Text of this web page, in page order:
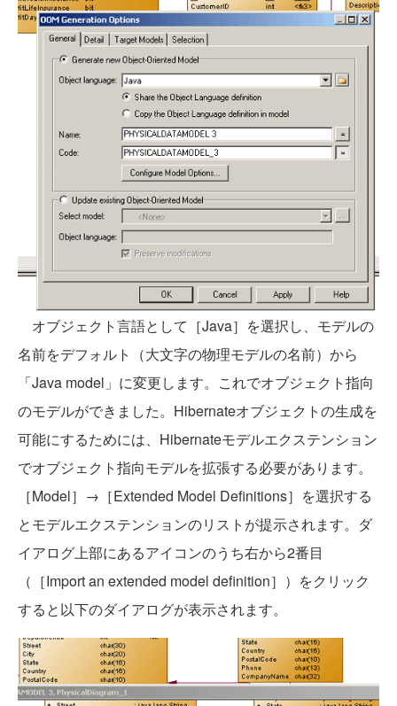
オブジェクト言語として［Java］を選択し、モデルの
名前をデフォルト（大文字の物理モデルの名前）から
「Java model」に変更します。これでオブジェクト指向
のモデルができました。Hibernateオブジェクトの生成を
可能にするためには、Hibernateモデルエクステンション
でオブジェクト指向モデルを拡張する必要があります。
［Model］→［Extended Model Definitions］を選択する
とモデルエクステンションのリストが提示されます。ダ
イアログ上部にあるアイコンのうち右から2番目
（［Import an extended model definition］）をクリック
すると以下のダイアログが表示されます。